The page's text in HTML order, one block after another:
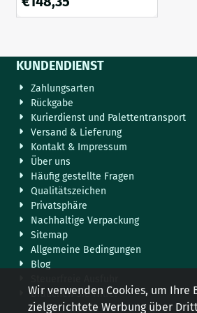
Schlüsselmotiv
KUNDENDIENST
Zahlungsarten
Rückgabe
Kurierdienst und Palettentransport
Versand & Lieferung
Kontakt & Impressum
Über uns
Häufig gestellte Fragen
Qualitätszeichen
Privatsphäre
Nachhaltige Verpackung
Sitemap
Allgemeine Bedingungen
Blog
Brauchen Sie Hilfe?
Wir verwenden Cookies, um
zielgerichtete Werbung über